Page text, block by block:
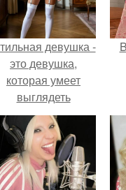
девушка -
это девушка,
которая умеет
выглядеть
и
элегантно в любои
ситуации.